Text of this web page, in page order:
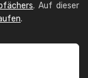
. Auf dieser
.